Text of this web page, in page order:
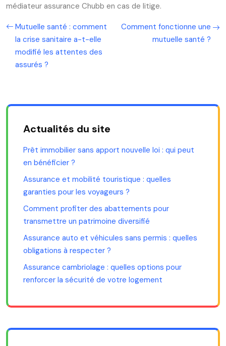
médiateur assurance Chubb en cas de litige.
Mutuelle santé : comment
la crise sanitaire a-t-elle
modifié les attentes des
assurés ?
Comment fonctionne une
mutuelle santé ?
Actualités du site
Prêt immobilier sans apport nouvelle loi : qui peut
en bénéficier ?
Assurance et mobilité touristique : quelles
garanties pour les voyageurs ?
Comment profiter des abattements pour
transmettre un patrimoine diversifié
Assurance auto et véhicules sans permis : quelles
obligations à respecter ?
Assurance cambriolage : quelles options pour
renforcer la sécurité de votre logement